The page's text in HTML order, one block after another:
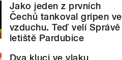
Jako jeden z prvních
Čechů tankoval gripen ve
vzduchu. Teď velí Správě
letiště Pardubice
Dva kluci ve vlaku